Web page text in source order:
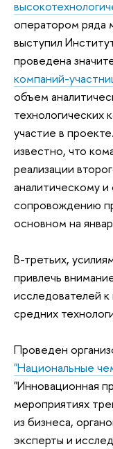
оператором ряда
выступил
проведена
компаний-
объем
технологических
участие в
известно, что
реализации
аналитическому
сопровождению
основном на
В-третьих,
привлечь
исследователей
средних
Проведен
"Национальные
"Инновационная
мероприятиях
из бизнеса,
эксперты и